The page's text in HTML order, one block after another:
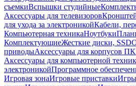
съемкиВспышки студийные
Аксессуары для телевизоров
для ухода за электроникойКабели,
Компьютерная техникаНоутбуки
КомплектующиеЖесткие диски, SSD
приводыАксессуары для корпусов ПК
Аксессуары для компьютерной
электроникойПрограммное
Игровая зонаИгровые приставкиИгры